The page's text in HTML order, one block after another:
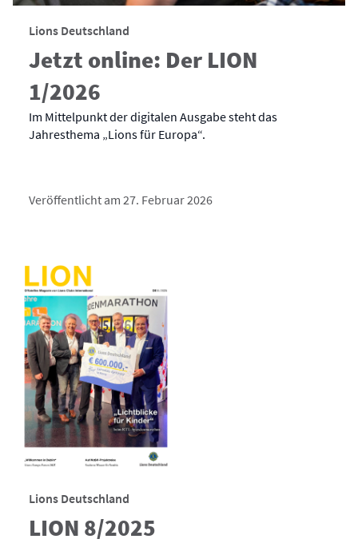
Lions Deutschland
Jetzt online: Der LION
1/2026
Im Mittelpunkt der digitalen Ausgabe steht das
Jahresthema „Lions für Europa“.
Veröffentlicht am 27. Februar 2026
Lions Deutschland
LION 8/2025